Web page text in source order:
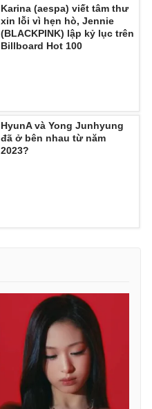
Karina (aespa) viết tâm thư
xin lỗi vì hẹn hò, Jennie
(BLACKPINK) lập kỷ lục trên
Billboard Hot 100
HyunA và Yong Junhyung
đã ở bên nhau từ năm
2023?